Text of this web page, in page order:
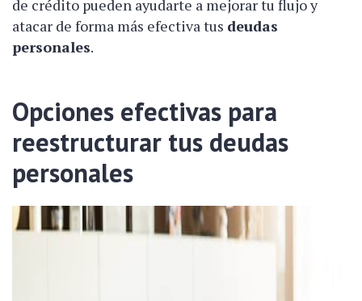
de crédito pueden ayudarte a mejorar tu flujo y
atacar de forma más efectiva tus deudas
personales.
Opciones efectivas para
reestructurar tus deudas
personales